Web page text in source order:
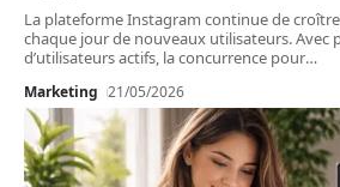
La plateforme Instagram continue de
chaque jour de nouveaux utilisateurs. Avec
d’utilisateurs actifs, la concurrence pour…
Marketing 21/05/2026